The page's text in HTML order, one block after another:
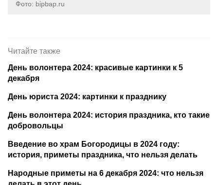
Фото: bipbap.ru
Читайте также
День волонтера 2024: красивые картинки к 5
декабря
День юриста 2024: картинки к празднику
День волонтера 2024: история праздника, кто такие
добровольцы
Введение во храм Богородицы в 2024 году:
история, приметы праздника, что нельзя делать
Народные приметы на 6 декабря 2024: что нельзя